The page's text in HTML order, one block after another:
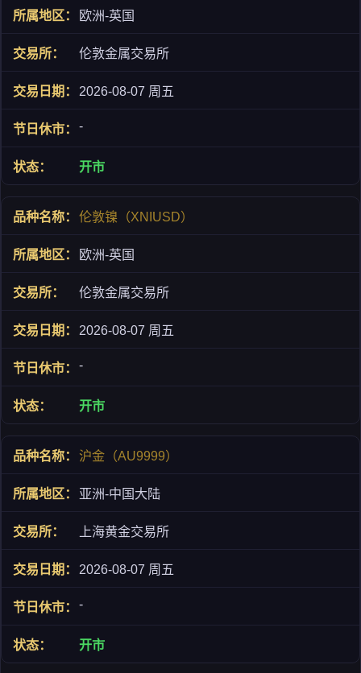
欧洲-英国
伦敦金属交易所
2026-08-07 周五
-
开市
伦敦镍（XNIUSD）
欧洲-英国
伦敦金属交易所
2026-08-07 周五
-
开市
沪金（AU9999）
亚洲-中国大陆
上海黄金交易所
2026-08-07 周五
-
开市